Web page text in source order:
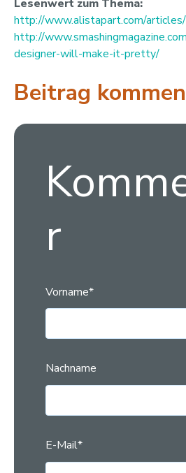
Lesenwert zum Thema:
http://www.alistapart.com/
http://
designer-will-make-it-pretty/
Beitrag
r
Vorname*
Nachname
E-Mail*